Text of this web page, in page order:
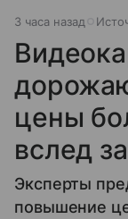
3 часа назад
цены
вслед
Эксперты
повышение